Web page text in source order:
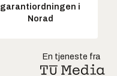
garantiordningen i
Norad
En tjeneste fra